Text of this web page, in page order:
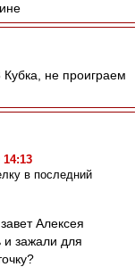
не проиграем
14:13
в последний
Алексея
и зажали для